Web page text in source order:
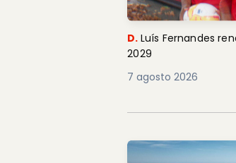
D. Luís Fernandes
2029
7 agosto 2026